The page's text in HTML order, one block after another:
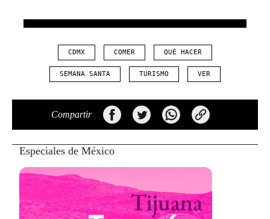
CDMX COMER QUÉ HACER
SEMANA SANTA TURISMO VER
Compartir
Especiales de México